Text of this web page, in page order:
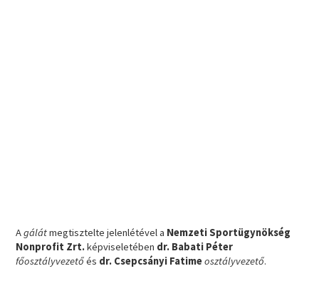
Agálátmegtisztelte jelenlétével a Nemzeti Sportügynökség
Nonprofit Zrt.képviseletében dr. Babati Péter
főosztályvezetőés dr. Csepcsányi Fatimeosztályvezető.